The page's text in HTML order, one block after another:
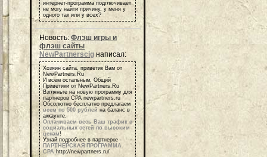
интернет-программа подглючивает
не могу найти причину, у меня у
одного так или у всех?
Новость:Флэш игры и
флэш сайты
NewPartnerscig написал:
Хозяин сайта, приветик Вам от
NewPartners.Ru
И всем остальным, Общий
Приветики от NewPartners.Ru
Взгляньте на новую программу для
партнеров СРА newpartners.ru
Обсолютно бесплатно предлагаем
всем по 500 рублей на баланс в
аккаунте.
Оплачиваем весь Ваш трафик с
социальных сетей по высоким
ценам!
Узнай подробнее в партнерке -
ПАРТНЕРСКАЯ ПРОГРАММА
СРА http://newpartners.ru/